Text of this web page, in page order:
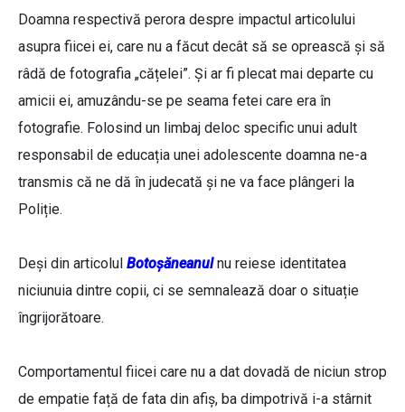
Doamna respectivă perora despre impactul articolului
asupra fiicei ei, care nu a făcut decât să se oprească și să
râdă de fotografia „cățelei”. Și ar fi plecat mai departe cu
amicii ei, amuzându-se pe seama fetei care era în
fotografie. Folosind un limbaj deloc specific unui adult
responsabil de educația unei adolescente doamna ne-a
transmis că ne dă în judecată și ne va face plângeri la
Poliție.
Deși din articolul Botoșăneanul nu reiese identitatea
niciunuia dintre copii, ci se semnalează doar o situație
îngrijorătoare.
Comportamentul fiicei care nu a dat dovadă de niciun strop
de empatie față de fata din afiș, ba dimpotrivă i-a stârnit